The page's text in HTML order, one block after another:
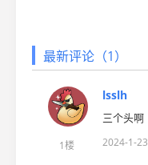
最新评论（1）
1楼
lsslh
三个头啊
2024-1-23